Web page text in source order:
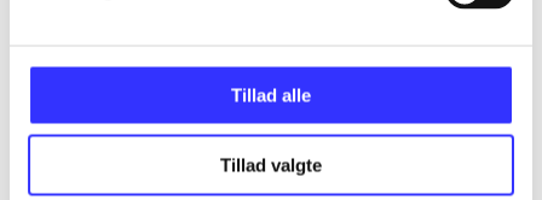
Tillad alle
Tillad valgte